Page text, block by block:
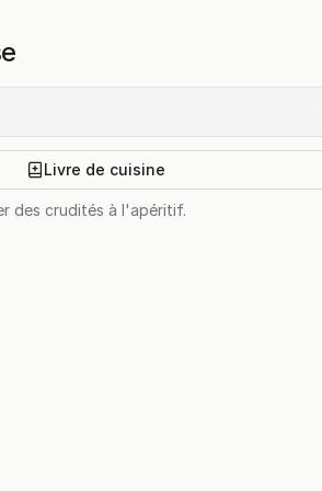
Livre de cuisine
des crudités à l'apéritif.